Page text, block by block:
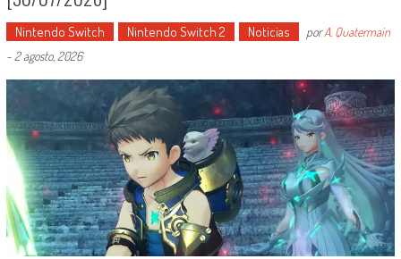
Nintendo Switch Nintendo Switch 2 Noticias porA. Quatermain
- 2 agosto, 2026